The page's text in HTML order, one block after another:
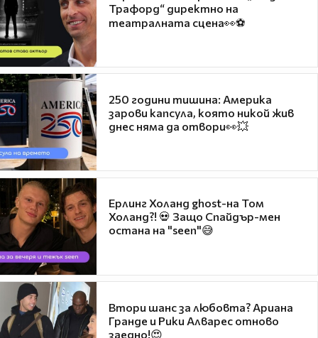
Трафорд“ директно на
театралната сцена👀⚽
250 години тишина: Америка
зарови капсула, която никой жив
днес няма да отвори👀💥
Ерлинг Холанд ghost-на Том
Холанд?! 💀 Защо Спайдър-мен
остана на "seen"😅
Втори шанс за любовта? Ариана
Гранде и Рики Алварес отново
заедно!😍